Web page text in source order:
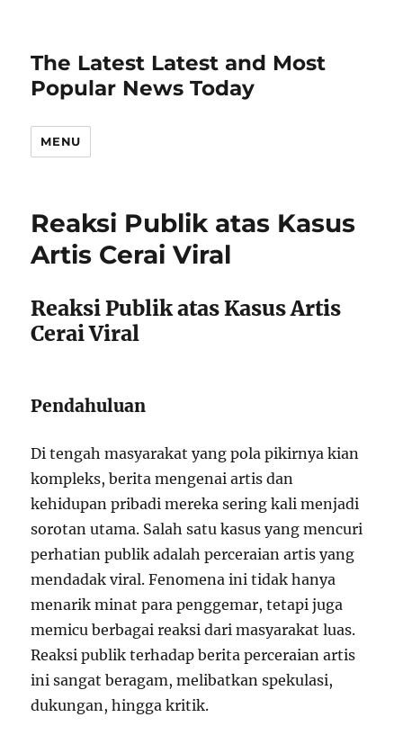
The Latest Latest and Most
Popular News Today
MENU
Reaksi Publik atas Kasus
Artis Cerai Viral
Reaksi Publik atas Kasus Artis
Cerai Viral
Pendahuluan
Di tengah masyarakat yang pola pikirnya kian
kompleks, berita mengenai artis dan
kehidupan pribadi mereka sering kali menjadi
sorotan utama. Salah satu kasus yang mencuri
perhatian publik adalah perceraian artis yang
mendadak viral. Fenomena ini tidak hanya
menarik minat para penggemar, tetapi juga
memicu berbagai reaksi dari masyarakat luas.
Reaksi publik terhadap berita perceraian artis
ini sangat beragam, melibatkan spekulasi,
dukungan, hingga kritik.